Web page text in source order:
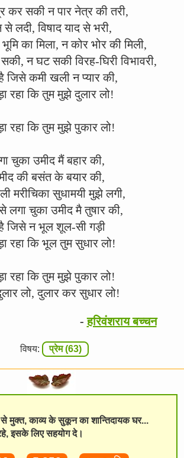
कर सकी न पार नेत्र की तरी,
से लदी, विषाद याद से भरी,
का मिला, न कोर भोर की मिली,
न घट सकी विरह-घिरी विभावरी,
जिसे कमी खली न प्यार की,
रहा कि तुम मुझे दुलार लो!
रहा कि तुम मुझे पुकार लो!
चुका उमीद मैं बहार की,
की बसंत के बयार की,
सुधामयी मुझे लगी,
चुका उमीद मै तुषार की,
जिसे न भूल शूल-सी गड़ी
रहा कि भूल तुम सुधार लो!
रहा कि तुम मुझे पुकार लो!
लो, दुलार कर सुधार लो!
-हरिवंशराय बच्चन
विषय: प्रेम (63)
से मुक्त, काव्य के सुकून का शान्तिदायक घर...
इसके लिए सहयोग दे।